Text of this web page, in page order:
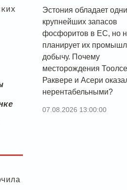
Эстония обладает
крупнейших запасов
фосфоритов в ЕС, но
планирует их
добычу. Почему
месторождения
Раквере и Асери
нерентабельными?
07.08.2026 13:00:00